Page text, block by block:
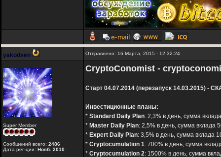
yakodsen Отправлено: 16 Марта, 2015 - 12:32:24
Super Member
Сообщений всего: 2486
Дата рег-ции: Нояб. 2010
CryptoConomist -
Старт 04.07.2014 (перезапуск 14.03.2015) -
Инвестиционные планы:
* Standard Daily Plan: 2,3% в день, сумма
* Master Daily Plan: 2,5% в день, сумма вклада
* Expert Daily Plan: 3,5% в день, сумма вклада
* Cryptocumulation 1: 700% в день, сумма
* Cryptocumulation 2: 1500% в день, сумма